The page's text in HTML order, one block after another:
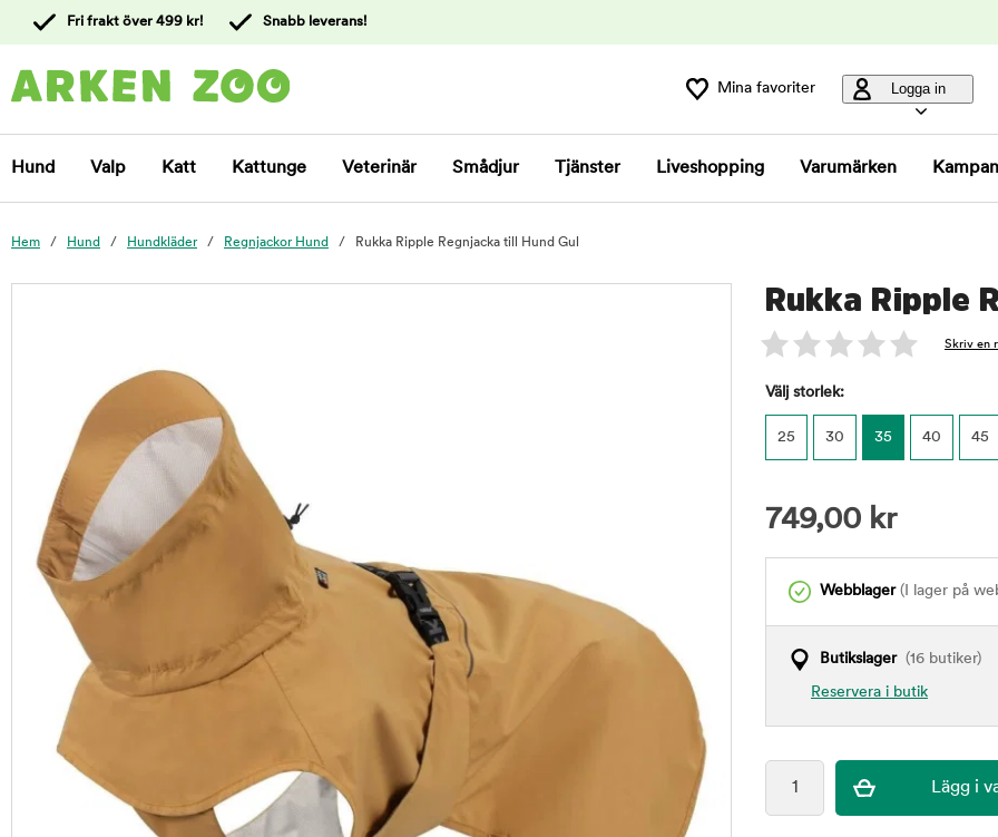
kundtjänst
Fri frakt över 499 kr! Snabb leverans!
Mina favoriter Logga in
Hund Valp Katt Kattunge Veterinär Smådjur Tjänster Liveshopping Varumärken
Hem Hund Hundkläder Regnjackor Hund Rukka Ripple Regnjacka till Hund Gul
Rukka Ripple
Skriv en
Välj storlek:
25 30 35 40 45
749,00 kr
Webblager(I lager på
Butikslager(16 butiker)
Reservera i butik